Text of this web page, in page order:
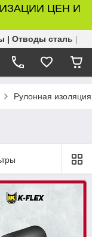
ЦЕН И
Отводы сталь |
Рулонная изоляция